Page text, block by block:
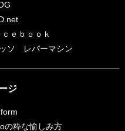
ｅｂｏｏｋ
ソ レバーマシン
ジ
の粋な愉しみ方